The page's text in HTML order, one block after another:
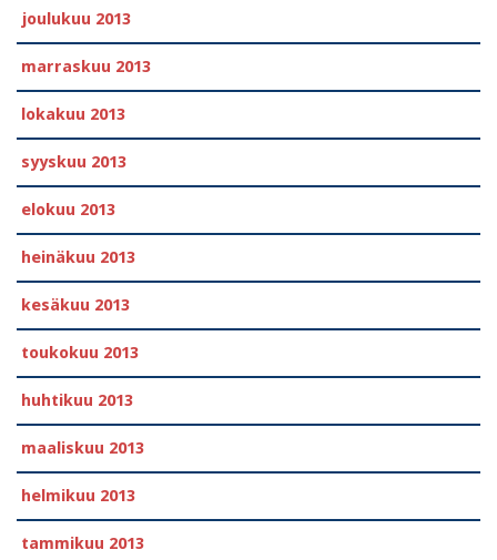
joulukuu 2013
marraskuu 2013
lokakuu 2013
syyskuu 2013
elokuu 2013
heinäkuu 2013
kesäkuu 2013
toukokuu 2013
huhtikuu 2013
maaliskuu 2013
helmikuu 2013
tammikuu 2013